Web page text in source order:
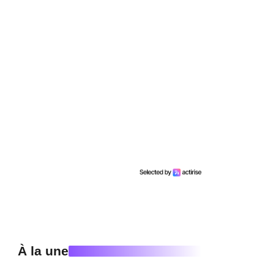
À la une